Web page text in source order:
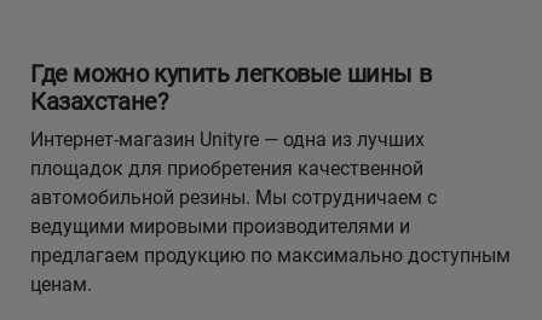
Где можно купить легковые шины в
Казахстане?
Интернет-магазин Unityre — одна из лучших
площадок для приобретения качественной
автомобильной резины. Мы сотрудничаем с
ведущими мировыми производителями и
предлагаем продукцию по максимально доступным
ценам.